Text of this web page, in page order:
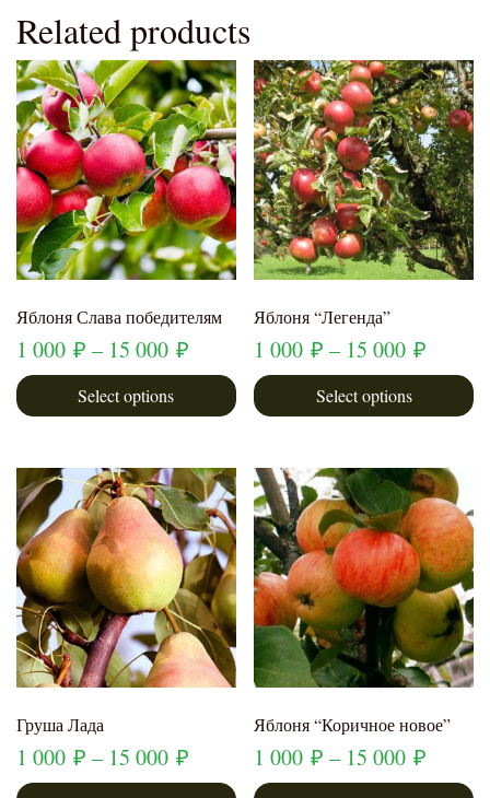
Related products
Яблоня Слава победителям
1 000 ₽ – 15 000 ₽
Select options
Яблоня “Легенда”
1 000₽ – 15 000₽
Select options
Груша Лада
1 000 ₽ – 15 000 ₽
Яблоня “Коричное новое”
1 000₽ – 15 000₽